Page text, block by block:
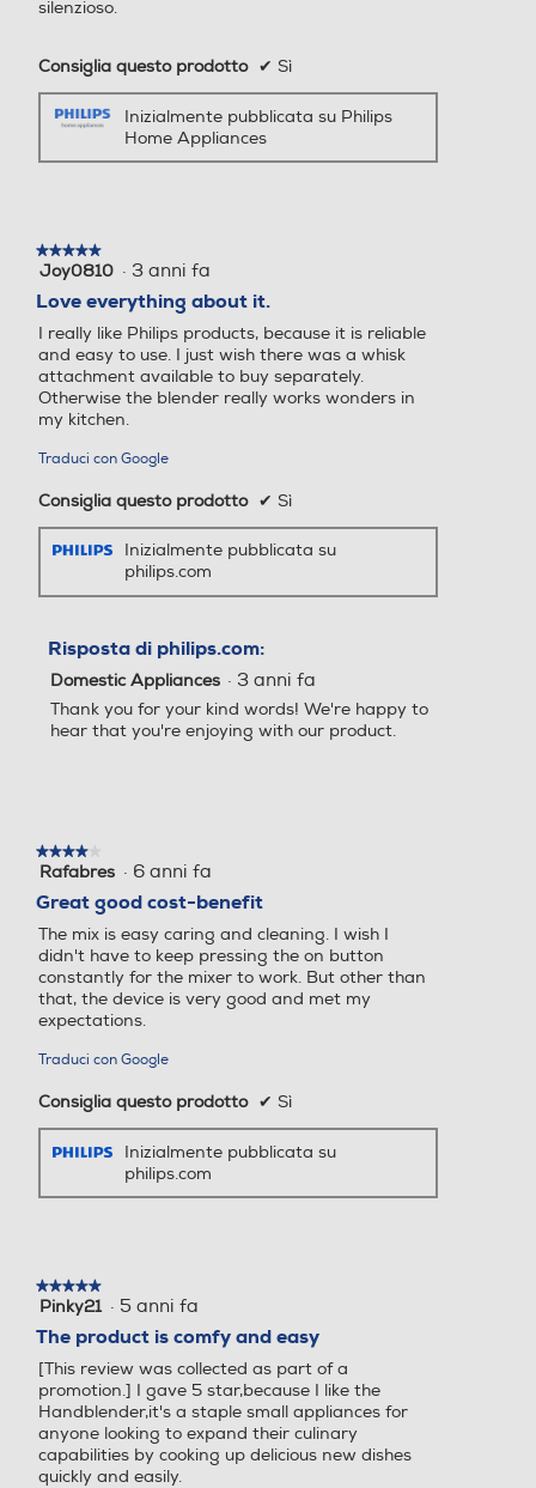
Accessorio frusta metallo
Accessori in dotazione
silenzioso.
Consiglia questo prodotto ✔ Sì
Inizialmente pubblicata su Philips
Home Appliances
★★★★★
★★★★★
5
5
stelle.
Joy0810 · 3 anni fa
Love everything about it.
I really like Philips products, because it is reliable
and easy to use. I just wish there was a whisk
attachment available to buy separately.
Otherwise the blender really works wonders in
my kitchen.
Traduci con Google
Consiglia questo prodotto ✔ Sì
Inizialmente pubblicata su
philips.com
Risposta di philips.com:
Domestic Appliances · 3 anni fa
Thank you for your kind words! We're happy to
hear that you're enjoying with our product.
★★★★★
★★★★★
4
5
stelle.
Rafabres · 6 anni fa
Great good cost-benefit
The mix is easy caring and cleaning. I wish I
didn't have to keep pressing the on button
constantly for the mixer to work. But other than
that, the device is very good and met my
expectations.
Traduci con Google
Consiglia questo prodotto ✔ Sì
Inizialmente pubblicata su
philips.com
★★★★★
★★★★★
5
5
stelle.
Pinky21 · 5 anni fa
The product is comfy and easy
[This review was collected as part of a
promotion.] I gave 5 star,because I like the
Handblender,it's a staple small appliances for
anyone looking to expand their culinary
capabilities by cooking up delicious new dishes
quickly and easily.